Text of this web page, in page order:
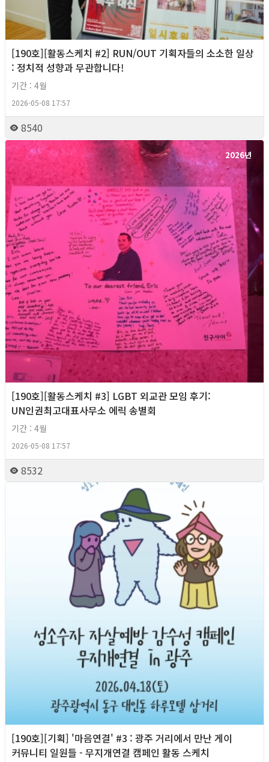
[190호][활동스케치 #2] RUN/OUT 기획자들의 소소한 일상
: 정치적 성향과 무관합니다!
기간 : 4월
2026-05-08 17:57
8540
2026년
[190호][활동스케치 #3] LGBT 외교관 모임 후기:
UN인권최고대표사무소 에릭 송별회
기간 : 4월
2026-05-08 17:57
8532
[190호][기획] '마음연결' #3 : 광주 거리에서 만난 게이
커뮤니티 일원들 - 무지개연결 캠페인 활동 스케치